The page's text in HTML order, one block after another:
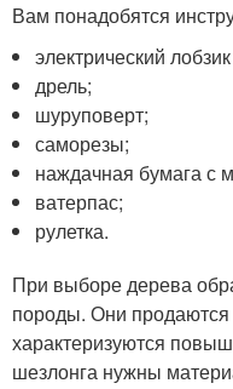
Вам понадобятся
электрический
дрель;
шуруповерт;
саморезы;
наждачная бумага с
ватерпас;
рулетка.
При выборе дерева
породы. Они
характеризуются
шезлонга нужны